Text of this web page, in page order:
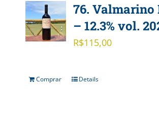
76.
– 12.3% vol.
R$115,00
Comprar Details